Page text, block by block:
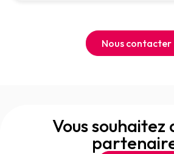
Nous contacter
Vous souhaitez